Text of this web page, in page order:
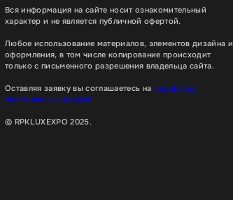
Вся информация на сайте носит ознакомительный
характер и не является публичной офертой.
Любое использование материалов, элементов дизайна и
оформления, в том числе копирование происходит
только с письменного разрешения владельца сайта.
Оставляя заявку вы соглашаетесь на обработку
персональных данных
© RPKLUXEXPO 2025.